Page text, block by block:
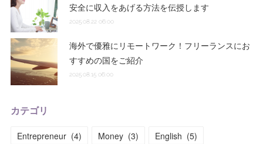
安全に収入をあげる方法を伝授します
2025.08.22 06:00
海外で優雅にリモートワーク！フリーランスにお
すすめの国をご紹介
2025.08.15 06:00
カテゴリ
Entrepreneur (4) Money (3) English (5)